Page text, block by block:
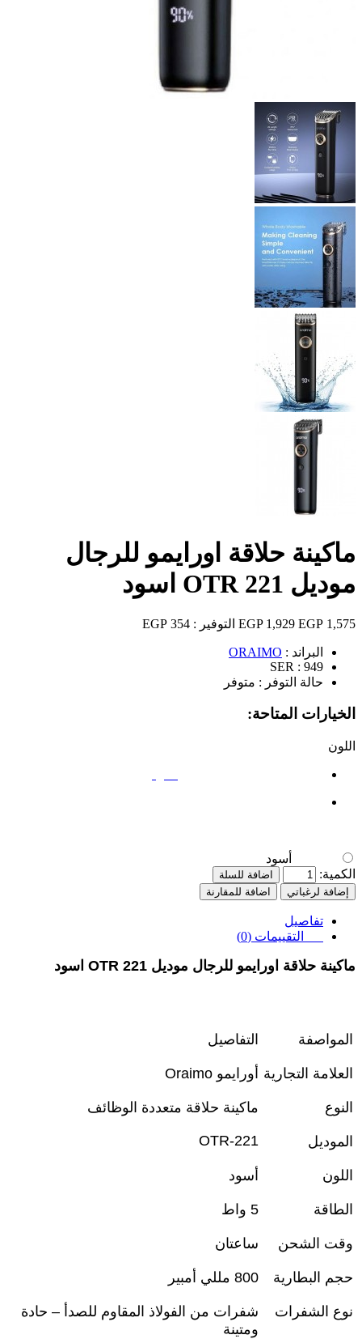
ماكينة حلاقة اورايمو للرجال
موديل OTR 221 اسود
1,575 EGP
1,929 EGP التوفير : 354 EGP
البراند : ORAIMO
SER : 949
حالة التوفر : متوفر
الخيارات المتاحة:
اللون
أسود
الكمية:
اضافة للسلة
إضافة لرغباتي
اضافة للمقارنة
تفاصيل
التقييمات (0)
ماكينة حلاقة اورايمو للرجال موديل OTR 221 اسود
المواصفة التفاصيل
العلامة التجارية أورايمو
النوع ماكينة حلاقة متعددة الوظائف
الموديل OTR-221
اللون أسود
الطاقة 5 واط
وقت الشحن ساعتان
حجم البطارية 800 مللي أمبير
نوع الشفرات
شفرات من الفولاذ المقاوم للصدأ – حادة
ومتينة